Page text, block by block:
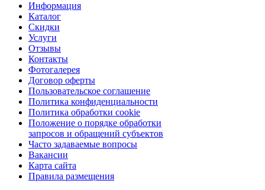
Информация
Каталог
Скидки
Услуги
Отзывы
Контакты
Фотогалерея
Договор оферты
Пользовательское соглашение
Политика конфиденциальности
Политика обработки cookie
Положение о порядке обработки
запросов и обращений субъектов
Часто задаваемые вопросы
Вакансии
Карта сайта
Правила размещения